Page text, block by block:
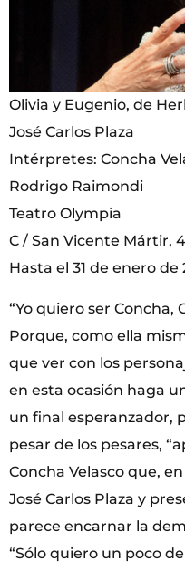
Olivia y Eugenio, de
José Carlos Plaza
Intérpretes: Concha
Rodrigo Raimondi
Teatro Olympia
C / San Vicente Mártir,
Hasta el 31 de enero de
“Yo quiero ser Concha,
Porque, como ella
que ver con los
en esta ocasión haga
un final esperanzador,
pesar de los pesares,
Concha Velasco que, en
José Carlos Plaza y
parece encarnar la
“Sólo quiero un poco